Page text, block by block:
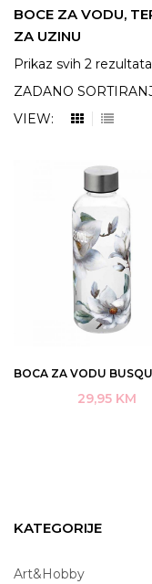
BOCE ZA VODU,
ZA UZINU
Prikaz svih 2 rezultata
VIEW:
29,95 KM
KATEGORIJE
Art&Hobby